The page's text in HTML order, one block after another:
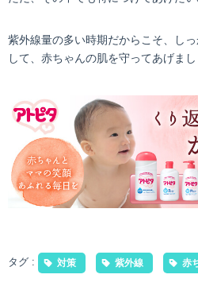
紫外線量の多い時期だからこそ、し
して、赤ちゃんの肌を守ってあげまし
タグ : 対策 紫外線 赤